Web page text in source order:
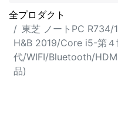
全プロダクト
東芝 ノートPC
H&B 2019/Core i5-第４
代/WIFI/Bluetooth/
品)